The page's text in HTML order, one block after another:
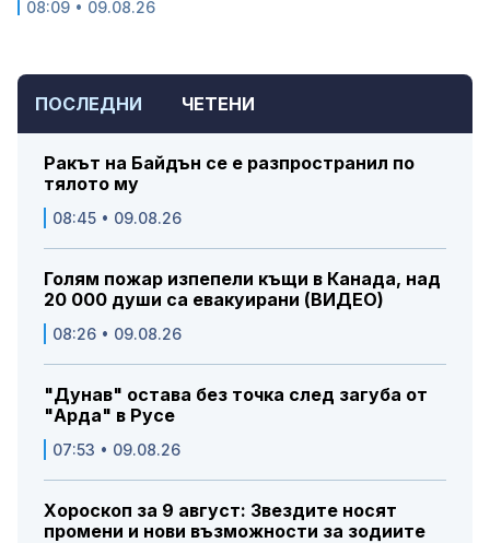
ПОСЛЕДНИ ЧЕТЕНИ
Ракът на Байдън се е разпространил по
тялото му
08:45 • 09.08.26
Голям пожар изпепели къщи в Канада, над
20 000 души са евакуирани (ВИДЕО)
08:26 • 09.08.26
"Дунав" остава без точка след загуба от
"Арда" в Русе
07:53 • 09.08.26
Хороскоп за 9 август: Звездите носят
промени и нови възможности за зодиите
08:09 • 09.08.26